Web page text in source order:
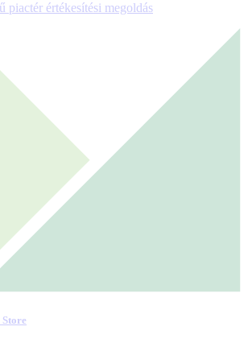
piactér értékesítési megoldás